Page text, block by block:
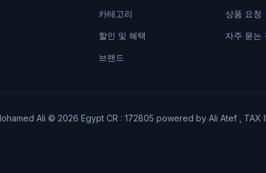
카테고리
할인 및 혜택
브랜드
상품 요청
자주 묻는
Ali © 2026 Egypt CR : 172805 powered by Ali Atef , TAX